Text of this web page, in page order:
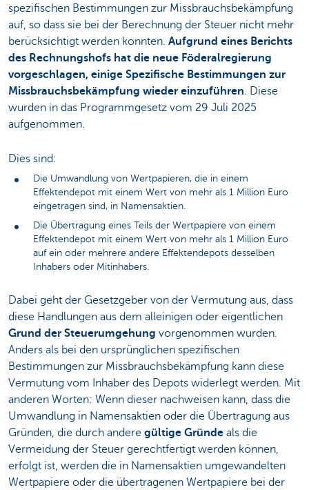
spezifischen Bestimmungen zur Missbrauchsbekämpfung
auf, so dass sie bei der Berechnung der Steuer nicht mehr
berücksichtigt werden konnten. Aufgrund eines Berichts
des Rechnungshofs hat die neue Föderalregierung
vorgeschlagen, einige Spezifische Bestimmungen zur
Missbrauchsbekämpfung wieder einzuführen. Diese
wurden in das Programmgesetz vom 29 Juli 2025
aufgenommen.
Dies sind:
Die Umwandlung von Wertpapieren, die in einem
Effektendepot mit einem Wert von mehr als 1 Million Euro
eingetragen sind, in Namensaktien.
Die Übertragung eines Teils der Wertpapiere von einem
Effektendepot mit einem Wert von mehr als 1 Million Euro
auf ein oder mehrere andere Effektendepots desselben
Inhabers oder Mitinhabers.
Dabei geht der Gesetzgeber von der Vermutung aus, dass
diese Handlungen aus dem alleinigen oder eigentlichen
Grund der Steuerumgehung vorgenommen wurden.
Anders als bei den ursprünglichen spezifischen
Bestimmungen zur Missbrauchsbekämpfung kann diese
Vermutung vom Inhaber des Depots widerlegt werden. Mit
anderen Worten: Wenn dieser nachweisen kann, dass die
Umwandlung in Namensaktien oder die Übertragung aus
Gründen, die durch andere gültige Gründe als die
Vermeidung der Steuer gerechtfertigt werden können,
erfolgt ist, werden die in Namensaktien umgewandelten
Wertpapiere oder die übertragenen Wertpapiere bei der